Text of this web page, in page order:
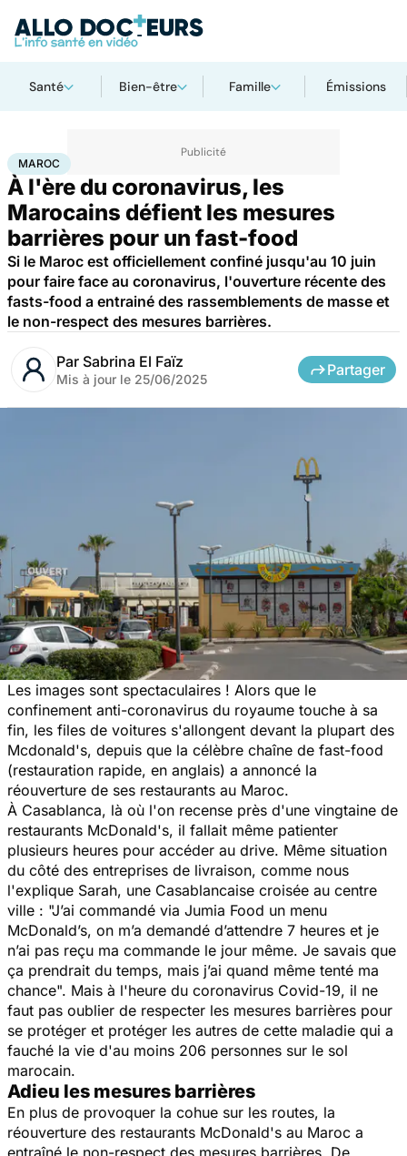
Santé Bien-être Famille Émissions
AccueilSanté
MAROC
À l'ère du coronavirus, les
Marocains défient les mesures
barrières pour un fast-food
Si le Maroc est officiellement confiné jusqu'au 10 juin
pour faire face au coronavirus, l'ouverture récente des
fasts-food a entrainé des rassemblements de masse et
le non-respect des mesures barrières.
Par Sabrina El Faïz
Mis à jour le 25/06/2025
Partager
Les images sont spectaculaires ! Alors que le
confinement anti-coronavirus du royaume touche à sa
fin, les files de voitures s'allongent devant la plupart des
Mcdonald's, depuis que la célèbre chaîne de fast-food
(restauration rapide, en anglais) a annoncé la
réouverture de ses restaurants au Maroc.
À Casablanca, là où l'on recense près d'une vingtaine de
restaurants McDonald's, il fallait même patienter
plusieurs heures pour accéder au drive. Même situation
du côté des entreprises de livraison, comme nous
l'explique Sarah, une Casablancaise croisée au centre
ville : "J’ai commandé via Jumia Food un menu
McDonald’s, on m’a demandé d’attendre 7 heures et je
n’ai pas reçu ma commande le jour même. Je savais que
ça prendrait du temps, mais j’ai quand même tenté ma
chance". Mais à l'heure du coronavirus Covid-19, il ne
faut pas oublier de respecter les mesures barrières pour
se protéger et protéger les autres de cette maladie qui a
fauché la vie d'au moins 206 personnes sur le sol
marocain.
Adieu les mesures barrières
En plus de provoquer la cohue sur les routes, la
réouverture des restaurants McDonald's au Maroc a
entraîné le non-respect des mesures barrières. De